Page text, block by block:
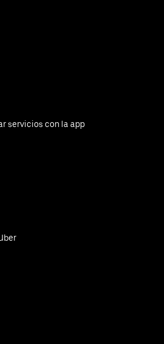
servicios con la app